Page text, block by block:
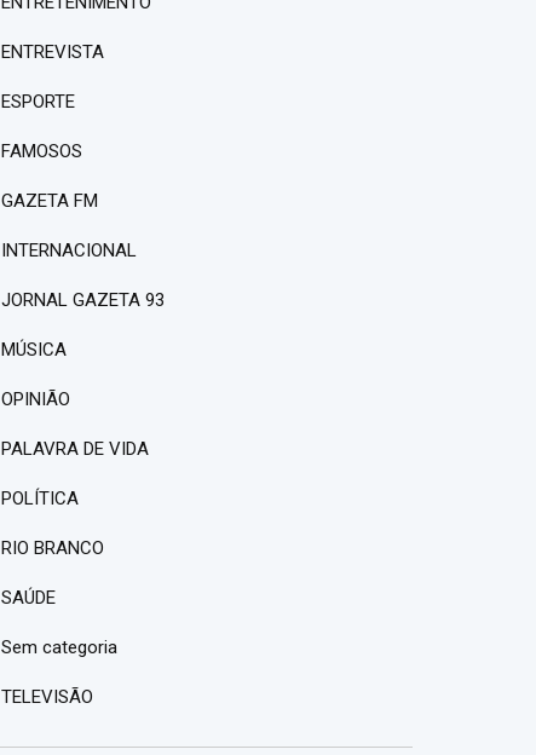
ENTREVISTA
ESPORTE
FAMOSOS
GAZETA FM
INTERNACIONAL
JORNAL GAZETA 93
MÚSICA
OPINIÃO
PALAVRA DE VIDA
POLÍTICA
RIO BRANCO
SAÚDE
Sem categoria
TELEVISÃO